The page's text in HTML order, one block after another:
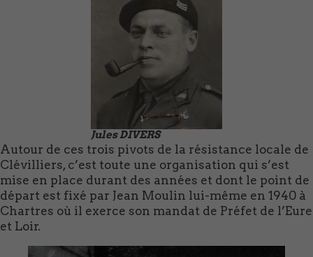
Jules DIVERS
Autour de ces trois pivots de la résistance locale de
Clévilliers, c’est toute une organisation qui s’est
mise en place durant des années et dont le point de
départ est fixé par Jean Moulin lui-même en 1940 à
Chartres où il exerce son mandat de Préfet de l’Eure
et Loir.